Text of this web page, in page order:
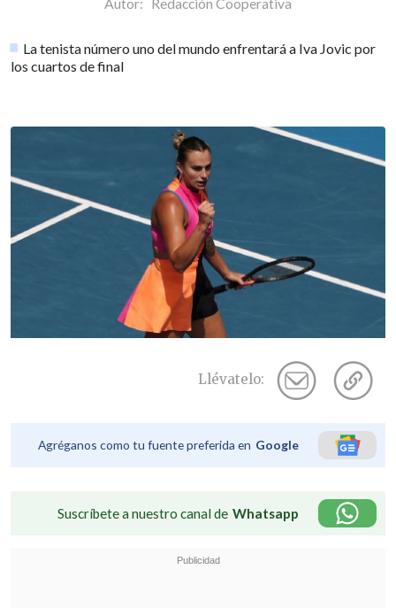
Autor: Redacción Cooperativa
La tenista número uno del mundo enfrentará a Iva Jovic por
los cuartos de final
Llévatelo:
Agréganos como tu fuente preferida en Google
Suscríbete a nuestro canal de Whatsapp